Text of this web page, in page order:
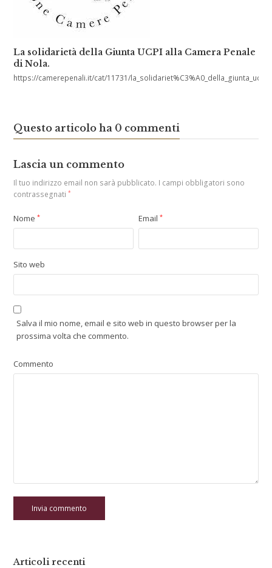
La solidarietà della Giunta UCPI alla Camera Penale
di Nola.
https://camerepenali.it/cat/11731/
Questo articolo ha 0 commenti
Lascia un commento
Il tuo indirizzo email non sarà pubblicato. I campi obbligatori sono
contrassegnati*
Nome* Email*
Sito web
Salva il mio nome, email e sito web in questo browser per la
prossima volta che commento.
Commento
Articoli recenti